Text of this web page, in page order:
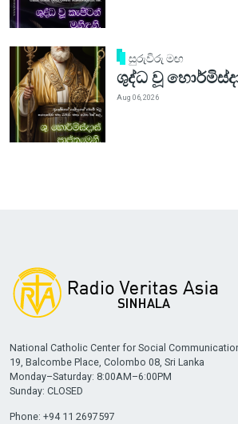
සුරුවිරු මඟ
ශුද්ධ වූ
Aug 06, 2026
National Catholic Center for Social
19, Balcombe Place, Colombo 08, Sri Lanka
Monday–Saturday: 8:00AM–6:00PM
Sunday: CLOSED
Phone: +94 11 2697597